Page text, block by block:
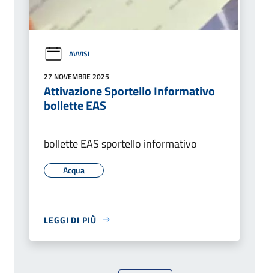
AVVISI
27 NOVEMBRE 2025
Attivazione Sportello Informativo
bollette EAS
bollette EAS sportello informativo
Acqua
LEGGI DI PIÙ